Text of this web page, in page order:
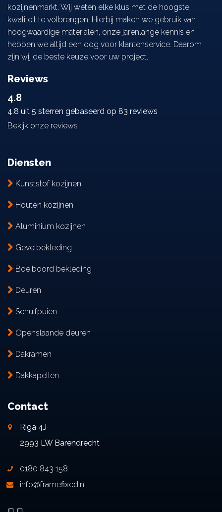
kozijnenmarkt. Wij weten elke klus met de hoogste
kwaliteit te volbrengen. Hierbij maken we gebruik van
hoogwaardige materialen, onze jarenlange kennis en
hebben we altijd een oog voor klantenservice. Daarom
zijn wij de beste keuze voor uw project.
Reviews
4.8
4.8 uit 5 sterren gebaseerd op 83 reviews
Bekijk onze reviews
Diensten
Kunststof kozijnen
Houten kozijnen
Aluminium kozijnen
Gevelbekleding
Boeiboord bekleding
Deuren
Schuifpuien
Openslaande deuren
Dakramen
Dakkapellen
Contact
Riga 4J
2993 LW Barendrecht
0180 843 158
info@framefixed.nl